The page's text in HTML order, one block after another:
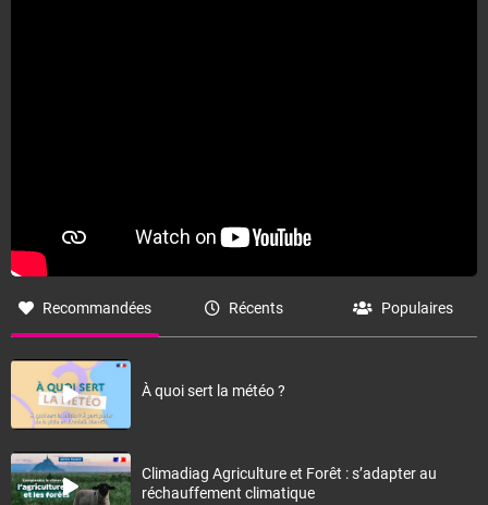
Recommandées Récents Populaires
À quoi sert la météo ?
Climadiag Agriculture et Forêt : s’adapter au
réchauffement climatique